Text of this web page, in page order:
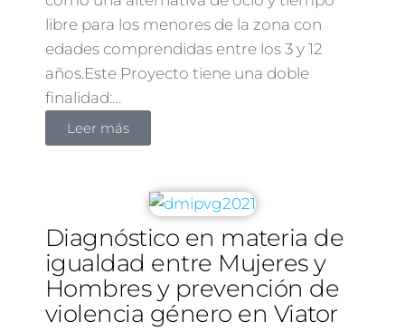
libre para los menores de la zona con
edades comprendidas entre los 3 y 12
años.Este Proyecto tiene una doble
finalidad:…
Leer más
Diagnóstico en materia de
igualdad entre Mujeres y
Hombres y prevención de
violencia género en Viator